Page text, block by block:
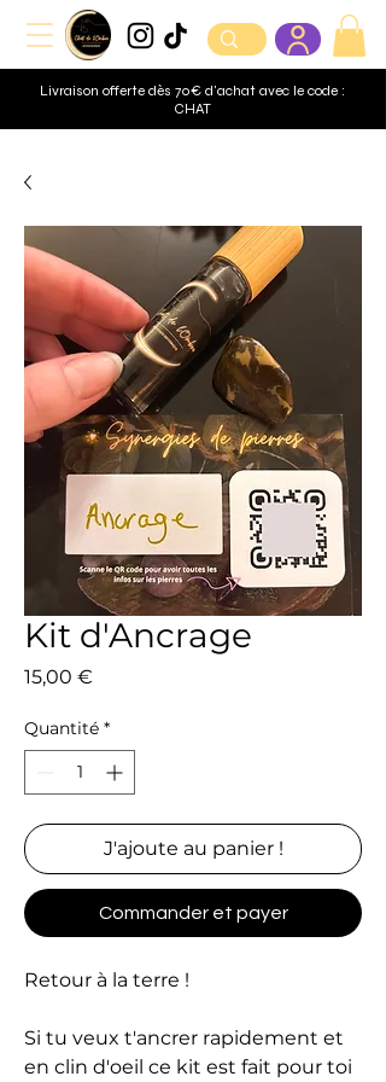
Livraison offerte dès 70€ d'achat avec le code :
CHAT
Kit d'Ancrage
15,00 €
Quantité *
J'ajoute au panier !
Commander et payer
Retour à la terre !
Si tu veux t'ancrer rapidement et
en clin d'oeil ce kit est fait pour toi